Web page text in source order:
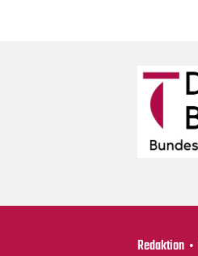
Redaktion